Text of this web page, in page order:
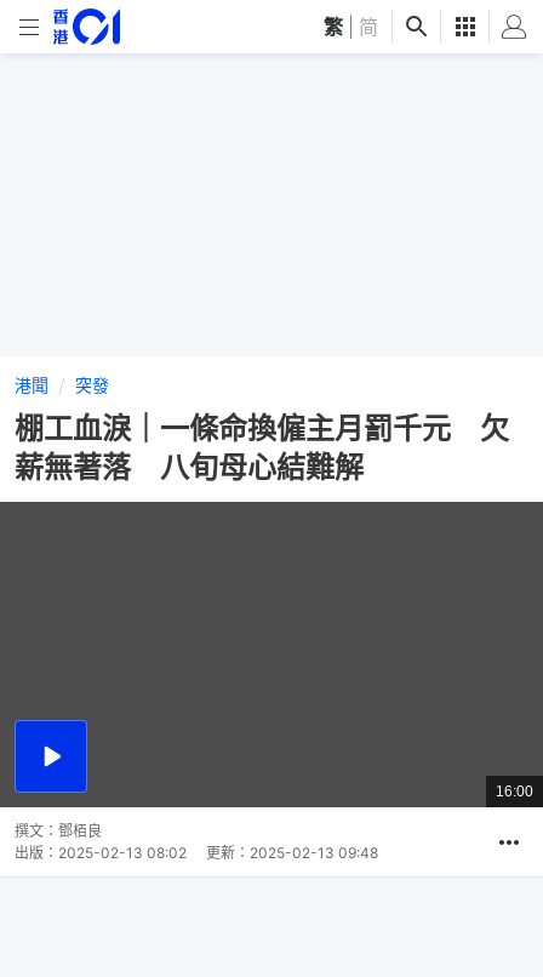
繁 简
港聞 突發
棚工血淚｜一條命換僱主月罰千元 欠
薪無著落 八旬母心結難解
播
總
共
間
16:00
撰文： 鄧栢良
出版： 2025-02-13 08:02 更新： 2025-02-13 09:48